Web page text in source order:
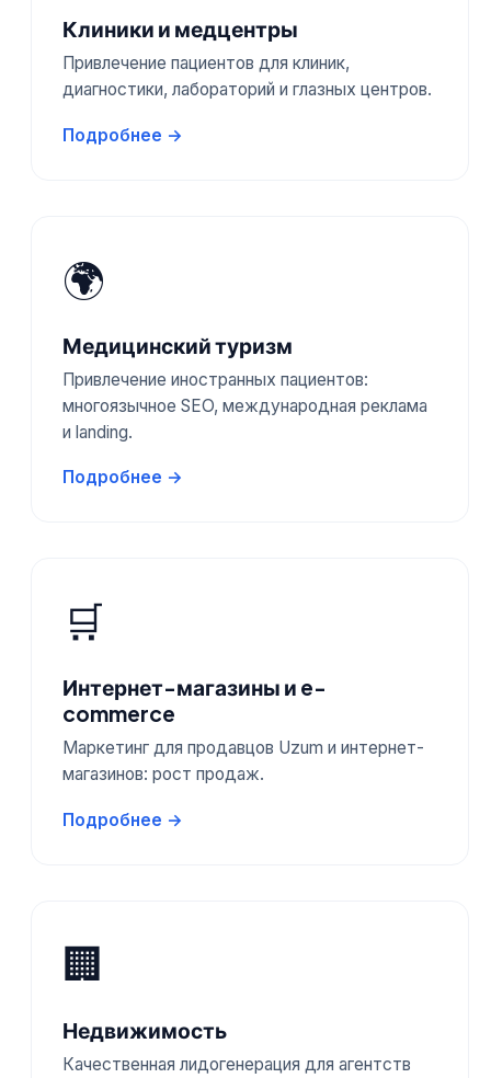
Клиники и медцентры
Привлечение пациентов для клиник,
диагностики, лабораторий и глазных центров.
Подробнее →
🌍
Медицинский туризм
Привлечение иностранных пациентов:
многоязычное SEO, международная реклама
и landing.
Подробнее →
🛒
Интернет-магазины и e-
commerce
Маркетинг для продавцов Uzum и интернет-
магазинов: рост продаж.
Подробнее →
🏢
Недвижимость
Качественная лидогенерация для агентств